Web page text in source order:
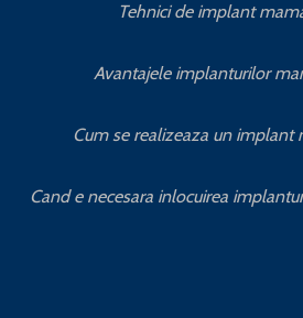
Tehnici de implant
Avantajele implanturilor
Cum se realizeaza un implant
Cand e necesara inlocuirea